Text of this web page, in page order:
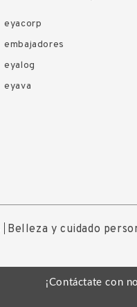
¡Contáctate con
eyacorp
embajadores
eyalog
eyava
Belleza y cuidado